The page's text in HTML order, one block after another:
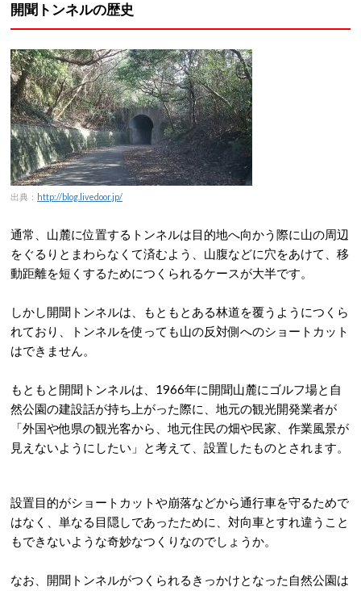
開聞トンネルの歴史
出典： http://blog.livedoor.jp/
通常、山麓に位置するトンネルは目的地へ向かう際に山の周辺
をぐるりとまわらなくて済むよう、山腹などに穴をあけて、移
動距離を短くするためにつくられるケースが大半です。
しかし開聞トンネルは、もともとある林道を覆うようにつくら
れており、トンネルを使っても山の反対側へのショートカット
はできません。
もともと開聞トンネルは、1966年に開聞山麓にゴルフ場と自
然公園の建設話が持ち上がった際に、地元の観光開発業者が
「外国や他県の観光客から、地元住民の畑や民家、作業風景が
見えないようにしたい」と考えて、設置したものとされます。
設置目的がショートカットや崩落などから通行車を守るためで
はなく、単なる目隠しであったために、対向車とすれ違うこと
もできないような奇妙なつくりなのでしょうか。
なお、開聞トンネルがつくられるきっかけとなった自然公園は